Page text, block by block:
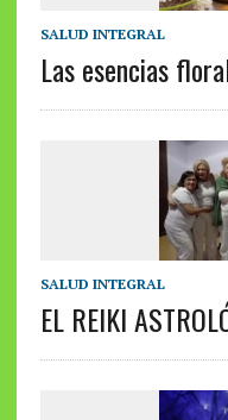
SALUD INTEGRAL
Las esencias
SALUD INTEGRAL
EL REIKI